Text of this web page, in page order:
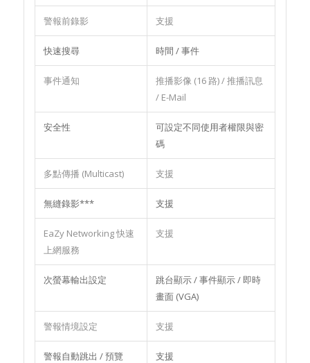
警報前錄影 支援
快速搜尋 時間 / 事件
事件通知
推播影像 (16 路) / 推播訊息
/ E-Mail
安全性
可設定不同使用者權限與密
碼
多點傳播 (Multicast) 支援
無縫錄影*** 支援
EaZy Networking 快速
上網服務
支援
次螢幕輸出設定
跳台顯示 / 事件顯示 / 即時
畫面 (VGA)
警報情境設定 支援
警報自動跳出 / 預覽 支援